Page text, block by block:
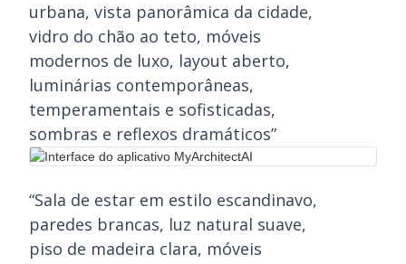
urbana, vista panorâmica da cidade,
vidro do chão ao teto, móveis
modernos de luxo, layout aberto,
luminárias contemporâneas,
temperamentais e sofisticadas,
sombras e reflexos dramáticos”
“Sala de estar em estilo escandinavo,
paredes brancas, luz natural suave,
piso de madeira clara, móveis